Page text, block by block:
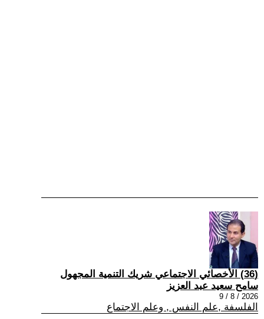
(36) الأخصائي الاجتماعي شريك التنمية المجهول
سامح سعيد عبد العزيز
2026 / 8 / 9
الفلسفة ,علم النفس , وعلم الاجتماع